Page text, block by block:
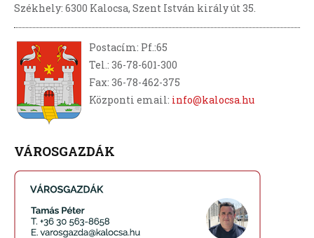
Székhely: 6300 Kalocsa, Szent István király út 35.
Postacím: Pf.:65
Tel.: 36-78-601-300
Fax: 36-78-462-375
Központi email: info@kalocsa.hu
VÁROSGAZDÁK